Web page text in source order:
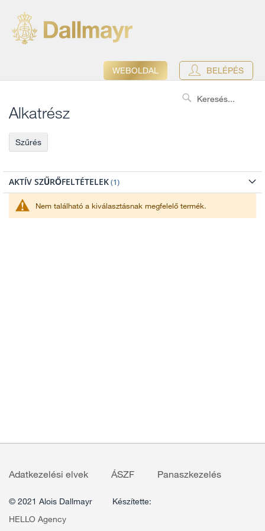
BELÉPÉS
WEBOLDAL
Search
Alkatrész
Szűrés
AKTÍV SZŰRŐFELTÉTELEK
Nem található a kiválasztásnak megfelelő termék.
Adatkezelési elvek ÁSZF Panaszkezelés
© 2021 Alois Dallmayr
Készítette:
HELLO Agency